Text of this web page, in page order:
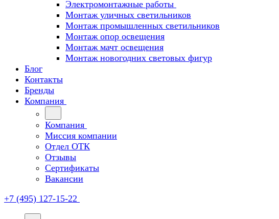
Электромонтажные работы
Монтаж уличных светильников
Монтаж промышленных светильников
Монтаж опор освещения
Монтаж мачт освещения
Монтаж новогодних световых фигур
Блог
Контакты
Бренды
Компания
Компания
Миссия компании
Отдел ОТК
Отзывы
Сертификаты
Вакансии
+7 (495) 127-15-22